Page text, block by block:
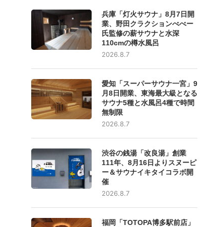
兵庫「灯火サウナ」8月7日開
業、野田クラクションべべー
氏監修の薪サウナと水深
110cmの樽水風呂
2026.8.7
愛知「スーパーサウナ一宮」9
月8日開業、東海最大級となる
サウナ5種と水風呂4種で時間
無制限
2026.8.7
渋谷の銭湯「改良湯」創業
111年、8月16日よりスヌーピ
ー＆サウナイキタイコラボ開
催
2026.8.7
福岡「TOTOPA博多駅前店」